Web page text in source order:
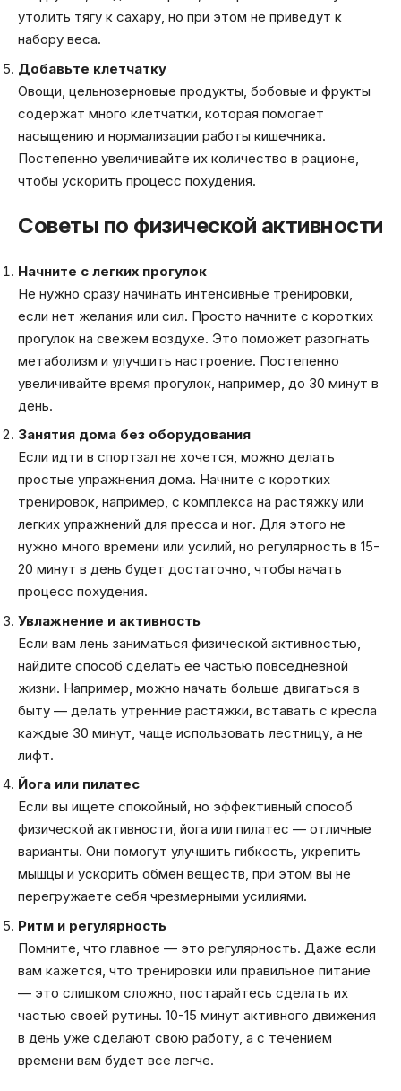
утолить тягу к сахару, но при этом не приведут к
набору веса.
Добавьте клетчатку
Овощи, цельнозерновые продукты, бобовые и фрукты
содержат много клетчатки, которая помогает
насыщению и нормализации работы кишечника.
Постепенно увеличивайте их количество в рационе,
чтобы ускорить процесс похудения.
Советы по физической активности
Начните с легких прогулок
Не нужно сразу начинать интенсивные тренировки,
если нет желания или сил. Просто начните с коротких
прогулок на свежем воздухе. Это поможет разогнать
метаболизм и улучшить настроение. Постепенно
увеличивайте время прогулок, например, до 30 минут в
день.
Занятия дома без оборудования
Если идти в спортзал не хочется, можно делать
простые упражнения дома. Начните с коротких
тренировок, например, с комплекса на растяжку или
легких упражнений для пресса и ног. Для этого не
нужно много времени или усилий, но регулярность в 15-
20 минут в день будет достаточно, чтобы начать
процесс похудения.
Увлажнение и активность
Если вам лень заниматься физической активностью,
найдите способ сделать ее частью повседневной
жизни. Например, можно начать больше двигаться в
быту — делать утренние растяжки, вставать с кресла
каждые 30 минут, чаще использовать лестницу, а не
лифт.
Йога или пилатес
Если вы ищете спокойный, но эффективный способ
физической активности, йога или пилатес — отличные
варианты. Они помогут улучшить гибкость, укрепить
мышцы и ускорить обмен веществ, при этом вы не
перегружаете себя чрезмерными усилиями.
Ритм и регулярность
Помните, что главное — это регулярность. Даже если
вам кажется, что тренировки или правильное питание
— это слишком сложно, постарайтесь сделать их
частью своей рутины. 10-15 минут активного движения
в день уже сделают свою работу, а с течением
времени вам будет все легче.